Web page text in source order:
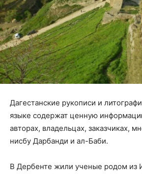
Дагестанские рукописи и
языке содержат ценную
авторах, владельцах, заказчиках,
нисбу Дарбанди и ал-Баби.
В Дербенте жили ученые родом из